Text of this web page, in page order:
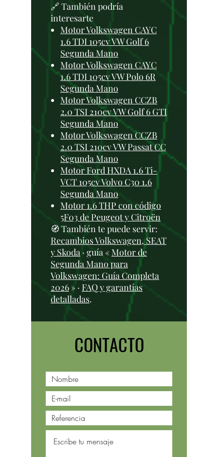
🔗 También podría
interesarte
Motor Volkswagen CAYC
1.6 TDI 105cv VW Golf 6
Segunda Mano
Motor Volkswagen CAYC
1.6 TDI 105cv VW Polo 6R
Segunda Mano
Motor Volkswagen CCZB
2.0 TSI 210cv VW Golf 6 GTI
Segunda Mano
Motor Volkswagen CCZB
2.0 TSI 210cv VW Passat CC
Segunda Mano
Motor Ford HXDA 1.6 Ti-
VCT 105cv Volvo C30 1.6
Segunda Mano
Motor 1.6 THP con código
5F03 de Peugeot y Citroën
🧭 También te puede servir:
Recambios Volkswagen, SEAT
y Skoda · guía « Motor de
Segunda Mano para
Volkswagen: Guía Completa
2026 » · FAQ y garantías
detalladas.
CONTACTO